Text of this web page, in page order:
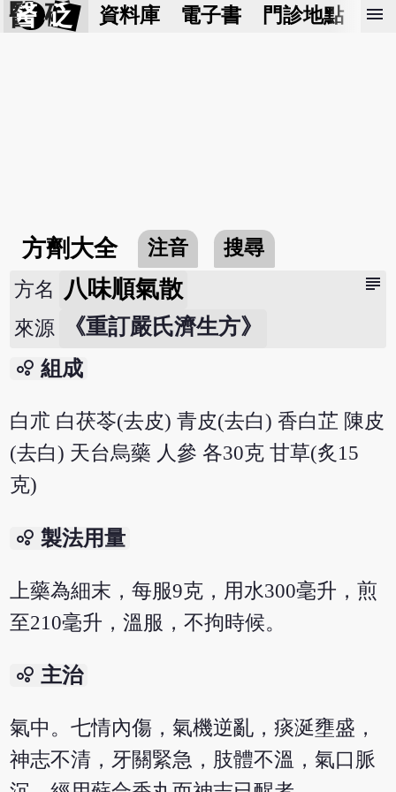
醫 砭 資料庫 電子書 門診地點 預
menu
方劑大全 注音 搜尋
subject
方名 八味順氣散
來源 《重訂嚴氏濟生方》
bubble_chart 組成
白朮 白茯苓(去皮) 青皮(去白) 香白芷 陳皮
(去白) 天台烏藥 人參 各30克 甘草(炙15
克)
bubble_chart 製法用量
上藥為細末，每服9克，用水300毫升，煎
至210毫升，溫服，不拘時候。
bubble_chart 主治
氣中。七情內傷，氣機逆亂，痰涎壅盛，
神志不清，牙關緊急，肢體不溫，氣口脈